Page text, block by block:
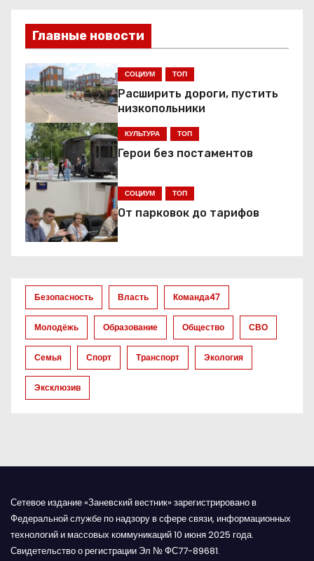
г
а
ц
и
я
п
о
а
п
Главные новости
СОЦИУМ ТОП
Расширить дороги, пустить
низкопольники
КУЛЬТУРА ТОП
Герои без постаментов
СОЦИУМ ТОП
От парковок до тарифов
Безопасность Власть Команда47
Молодёжь Образование Общество СВО
Семья Спорт Транспорт Экология
Эксклюзив
Сетевое издание «Заневский вестник» зарегистрировано в
Федеральной службе по надзору в сфере связи, информационных
технологий и массовых коммуникаций 10 июня 2025 года.
Свидетельство о регистрации Эл № ФС77-89681.